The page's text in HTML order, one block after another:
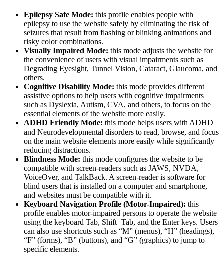
Epilepsy Safe Mode: this profile enables people with
epilepsy to use the website safely by eliminating the risk of
seizures that result from flashing or blinking animations and
risky color combinations.
Visually Impaired Mode: this mode adjusts the website for
the convenience of users with visual impairments such as
Degrading Eyesight, Tunnel Vision, Cataract, Glaucoma, and
others.
Cognitive Disability Mode: this mode provides different
assistive options to help users with cognitive impairments
such as Dyslexia, Autism, CVA, and others, to focus on the
essential elements of the website more easily.
ADHD Friendly Mode: this mode helps users with ADHD
and Neurodevelopmental disorders to read, browse, and focus
on the main website elements more easily while significantly
reducing distractions.
Blindness Mode: this mode configures the website to be
compatible with screen-readers such as JAWS, NVDA,
VoiceOver, and TalkBack. A screen-reader is software for
blind users that is installed on a computer and smartphone,
and websites must be compatible with it.
Keyboard Navigation Profile (Motor-Impaired): this
profile enables motor-impaired persons to operate the website
using the keyboard Tab, Shift+Tab, and the Enter keys. Users
can also use shortcuts such as “M” (menus), “H” (headings),
“F” (forms), “B” (buttons), and “G” (graphics) to jump to
specific elements.